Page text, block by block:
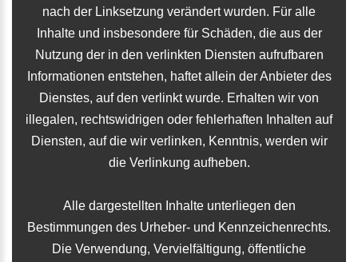
nach der Linksetzung verändert wurden. Für alle
Inhalte und insbesondere für Schäden, die aus der
Nutzung der in den verlinkten Diensten aufrufbaren
Informationen entstehen, haftet allein der Anbieter des
Dienstes, auf den verlinkt wurde. Erhalten wir von
illegalen, rechtswidrigen oder fehlerhaften Inhalten auf
Diensten, auf die wir verlinken, Kenntnis, werden wir
die Verlinkung aufheben.
Alle dargestellten Inhalte unterliegen den
Bestimmungen des Urheber- und Kennzeichenrechts.
Die Verwendung, Vervielfältigung, öffentliche